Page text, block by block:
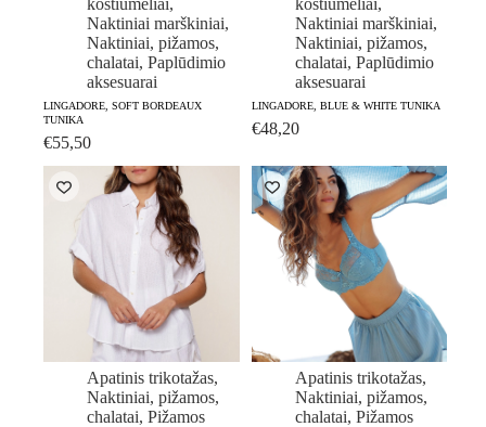
kostiumėliai,
Naktiniai marškiniai,
Naktiniai, pižamos,
chalatai, Paplūdimio
aksesuarai
LINGADORE, SOFT BORDEAUX
TUNIKA
€55,50
kostiumėliai,
Naktiniai marškiniai,
Naktiniai, pižamos,
chalatai, Paplūdimio
aksesuarai
LINGADORE, BLUE & WHITE TUNIKA
€48,20
Apatinis trikotažas,
Naktiniai, pižamos,
chalatai, Pižamos
Apatinis trikotažas,
Naktiniai, pižamos,
chalatai, Pižamos